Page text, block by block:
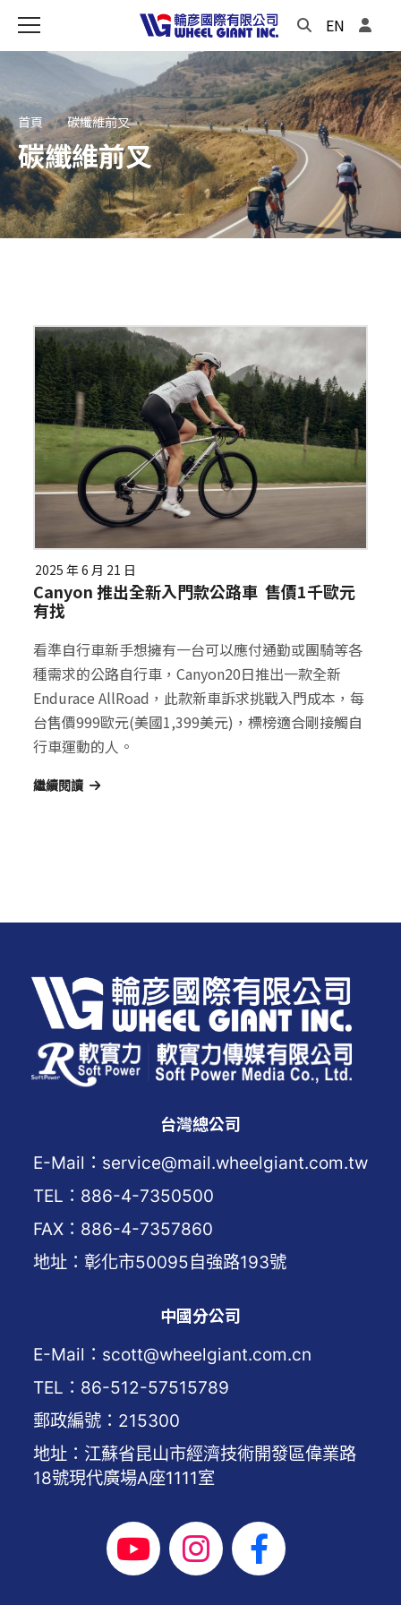
EN
首頁 碳纖維前叉
碳纖維前叉
2025 年 6 月 21 日
Canyon 推出全新入門款公路車 售價1千歐元
有找
看準自行車新手想擁有一台可以應付通勤或團騎等各
種需求的公路自行車，Canyon20日推出一款全新
Endurace AllRoad，此款新車訴求挑戰入門成本，每
台售價999歐元(美國1,399美元)，標榜適合剛接觸自
行車運動的人。
繼續閱讀
台灣總公司
E-Mail：service@mail.wheelgiant.com.tw
TEL：886-4-7350500
FAX：886-4-7357860
地址：彰化市50095自強路193號
中國分公司
E-Mail：scott@wheelgiant.com.cn
TEL：86-512-57515789
郵政編號：215300
地址：江蘇省昆山市經濟技術開發區偉業路
18號現代廣場A座1111室